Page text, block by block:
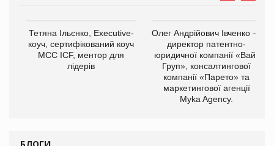
Тетяна Ільєнко, Executive-
коуч, сертифікований коуч
МСС ICF, ментор для
лідерів
Олег Андрійович Івченко —
директор патентно-
юридичної компанії «Вайз
Груп», консалтингової
компанії «Парето» та
маркетингової агенції
Myka Agency.